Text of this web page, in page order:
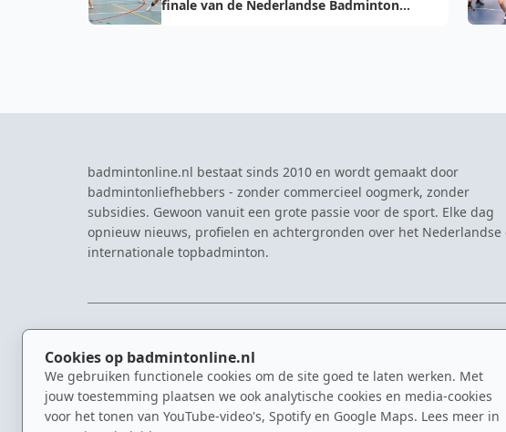
Cookies op badmintonline.nl
We gebruiken functionele cookies om de site goed te laten werken. Met
jouw toestemming plaatsen we ook analytische cookies en media-cookies
voor het tonen van YouTube-video's, Spotify en Google Maps. Lees meer in
finale van de Nederlandse Badminton
badmintonline.nl bestaat sinds 2010 en wordt gemaakt door
badmintonliefhebbers - zonder commercieel oogmerk, zonder
subsidies. Gewoon vanuit een grote passie voor de sport. Elke dag
opnieuw nieuws, profielen en achtergronden over het Nederlandse
internationale topbadminton.
Nieuws
Kennisbank
Spelers
Eredivisie
NK Badminton
Dutch Open